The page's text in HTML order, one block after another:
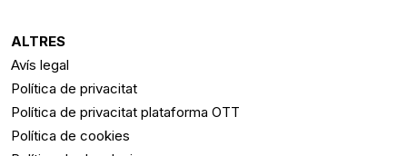
ALTRES
Avís legal
Política de privacitat
Política de privacitat plataforma OTT
Política de cookies